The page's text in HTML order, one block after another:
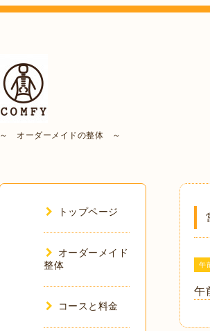
～ オーダーメイドの整体 ～
午
午
トップページ
オーダーメイド
整体
コースと料金